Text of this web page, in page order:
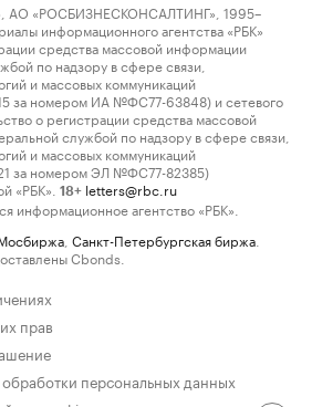
«РОСБИЗНЕСКОНСАЛТИНГ», 1995–
информационного агентства «РБК»
средства массовой информации
по надзору в сфере связи,
и массовых коммуникаций
за номером ИА №ФС77-63848) и сетевого
о регистрации средства массовой
службой по надзору в сфере связи,
и массовых коммуникаций
за номером ЭЛ №ФС77-82385)
«РБК».
18+ letters@rbc.ru
информационное агентство «РБК».
Санкт-Петербургская биржа
Cbonds.
прав
персональных данных